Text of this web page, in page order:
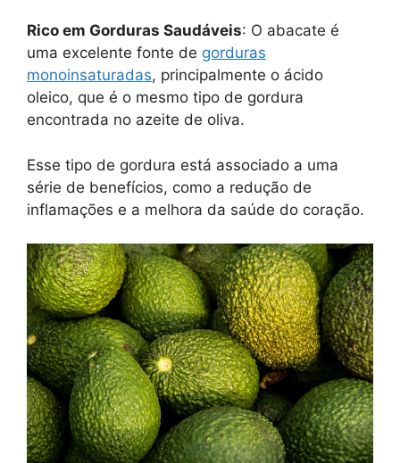
Rico em Gorduras Saudáveis: O abacate é
uma excelente fonte de gorduras
monoinsaturadas, principalmente o ácido
oleico, que é o mesmo tipo de gordura
encontrada no azeite de oliva.
Esse tipo de gordura está associado a uma
série de benefícios, como a redução de
inflamações e a melhora da saúde do coração.